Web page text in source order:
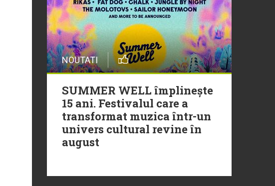
Episod nou | Muzica Aia x
DJ Christian Thomson
20 Iulie
Torpedoul lui Morar: Theo
Rose - „Ceai lângă tine”
NOUTATI
SUMMER WELL împlinește
15 ani. Festivalul care a
transformat muzica într-un
univers cultural revine în
august